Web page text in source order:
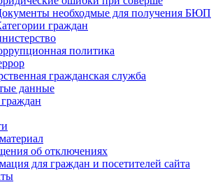
необходмые для получения БЮП
граждан
политика
гражданская служба
данные
об отключениях
для граждан и посетителей сайта